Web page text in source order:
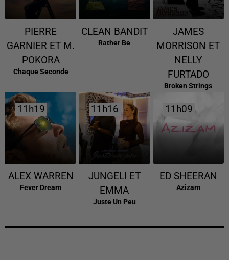
PIERRE
GARNIER ET M.
POKORA
Chaque Seconde
CLEAN BANDIT
Rather Be
JAMES
MORRISON ET
NELLY
FURTADO
Broken Strings
11h19
11h19
ALEX WARREN
Fever Dream
11h16
11h16
JUNGELI ET
EMMA
Juste Un Peu
11h09
11h09
ED SHEERAN
Azizam